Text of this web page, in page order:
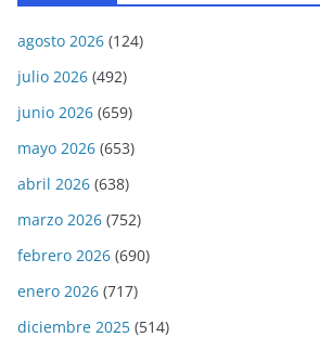
agosto 2026 (124)
julio 2026 (492)
junio 2026 (659)
mayo 2026 (653)
abril 2026 (638)
marzo 2026 (752)
febrero 2026 (690)
enero 2026 (717)
diciembre 2025 (514)